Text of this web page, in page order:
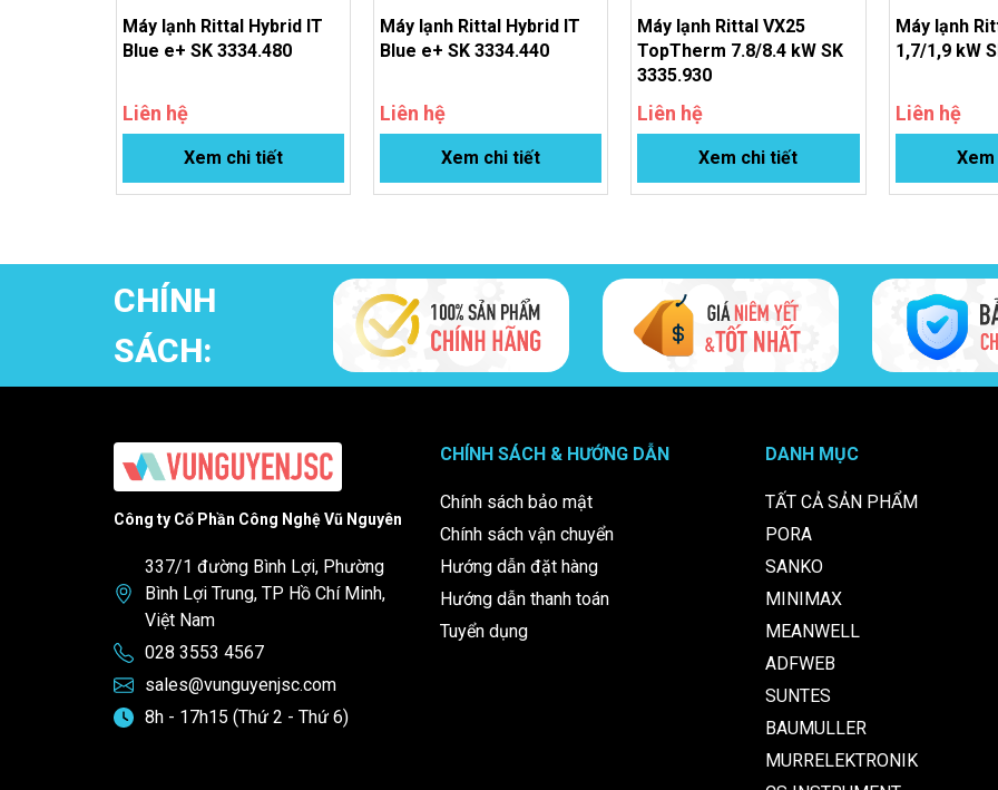
Dung tích: 12 lít
Mã HS 84186900
Đơn vị nhập khẩu máy lạnh Rittal Blue e+ SK 3320.200 chính
Vũ Nguyên JSC là đơn vị nhập khẩu và phân phối chính thức dòng máy Rittal Blue e+ SK 3320.200
tại Việt Nam. Ngoài mã
Hotline: 028 3553 4567
Email: sales@vunguyenjsc.com
Liên hệ ngay để được tư vấn và báo giá nhanh chóng!
Máy lạnh Rittal Hybrid IT
Blue e+ SK 3334.480
Liên hệ
Xem chi tiết
Máy lạnh Rittal Hybrid IT
Blue e+ SK 3334.440
Liên hệ
Xem chi tiết
Máy lạnh Rittal VX25
TopTherm 7.8/8.4 kW SK
3335.930
Liên hệ
Xem chi tiết
Máy lạnh
1,7/1,9 kW
Liên hệ
CHÍNH
SÁCH:
Công ty Cổ Phần Công Nghệ Vũ Nguyên
337/1 đường Bình Lợi, Phường
Bình Lợi Trung, TP Hồ Chí Minh,
Việt Nam
028 3553 4567
sales@vunguyenjsc.com
8h - 17h15 (Thứ 2 - Thứ 6)
CHÍNH SÁCH & HƯỚNG DẪN
Chính sách bảo mật
Chính sách vận chuyển
Hướng dẫn đặt hàng
Hướng dẫn thanh toán
Tuyển dụng
DANH MỤC
TẤT CẢ SẢN PHẨM
PORA
SANKO
MINIMAX
MEANWELL
ADFWEB
SUNTES
BAUMULLER
MURRELEKTRONIK